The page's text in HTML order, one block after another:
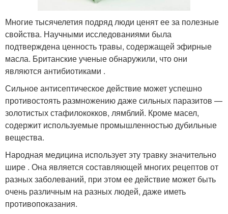
Многие тысячелетия подряд люди ценят ее за полезные
свойства. Научными исследованиями была
подтверждена ценность травы, содержащей эфирные
масла. Британские ученые обнаружили, что они
являются антибиотиками .
Сильное антисептическое действие может успешно
противостоять размножению даже сильных паразитов —
золотистых стафилококков, лямблий. Кроме масел,
содержит используемые промышленностью дубильные
вещества.
Народная медицина использует эту травку значительно
шире . Она является составляющей многих рецептов от
разных заболеваний, при этом ее действие может быть
очень различным на разных людей, даже иметь
противопоказания.